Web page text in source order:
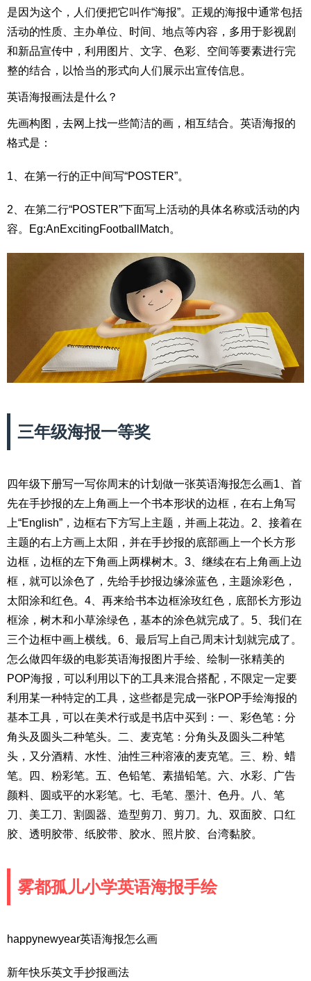
是因为这个，人们便把它叫作“海报”。正规的海报中通常包括
活动的性质、主办单位、时间、地点等内容，多用于影视剧
和新品宣传中，利用图片、文字、色彩、空间等要素进行完
整的结合，以恰当的形式向人们展示出宣传信息。
英语海报画法是什么？
先画构图，去网上找一些简洁的画，相互结合。英语海报的
格式是：
1、在第一行的正中间写“POSTER”。
2、在第二行“POSTER”下面写上活动的具体名称或活动的内
容。Eg:AnExcitingFootballMatch。
三年级海报一等奖
四年级下册写一写你周末的计划做一张英语海报怎么画1、首
先在手抄报的左上角画上一个书本形状的边框，在右上角写
上“English”，边框右下方写上主题，并画上花边。2、接着在
主题的右上方画上太阳，并在手抄报的底部画上一个长方形
边框，边框的左下角画上两棵树木。3、继续在右上角画上边
框，就可以涂色了，先给手抄报边缘涂蓝色，主题涂彩色，
太阳涂和红色。4、再来给书本边框涂玫红色，底部长方形边
框涂，树木和小草涂绿色，基本的涂色就完成了。5、我们在
三个边框中画上横线。6、最后写上自己周末计划就完成了。
怎么做四年级的电影英语海报图片手绘、绘制一张精美的
POP海报，可以利用以下的工具来混合搭配，不限定一定要
利用某一种特定的工具，这些都是完成一张POP手绘海报的
基本工具，可以在美术行或是书店中买到：一、彩色笔：分
角头及圆头二种笔头。二、麦克笔：分角头及圆头二种笔
头，又分酒精、水性、油性三种溶液的麦克笔。三、粉、蜡
笔。四、粉彩笔。五、色铅笔、素描铅笔。六、水彩、广告
颜料、圆或平的水彩笔。七、毛笔、墨汁、色丹。八、笔
刀、美工刀、割圆器、造型剪刀、剪刀。九、双面胶、口红
胶、透明胶带、纸胶带、胶水、照片胶、台湾黏胶。
雾都孤儿小学英语海报手绘
happynewyear英语海报怎么画
新年快乐英文手抄报画法